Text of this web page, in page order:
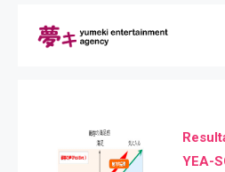
YEA-